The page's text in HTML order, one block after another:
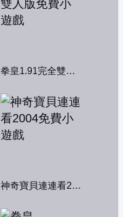
拳皇1.91完全雙人版
神奇寶貝連連看2004